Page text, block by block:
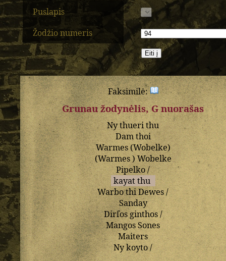
Puslapis
Žodžio numeris
Faksimilė:
Grunau žodynėlis, G nuorašas
Nythuerithu
Damthoi
Warmes(Wobelke)
(Warmes)Wobelke
Pipelko/
kayatthu
WarbothiDewes/
Sanday
Dirſosginthos/
MangosSones
Maiters
Nykoyto/